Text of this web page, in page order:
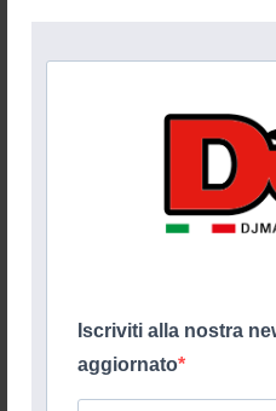
Iscriviti alla nostra
aggiornato